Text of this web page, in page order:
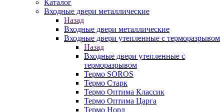
Каталог
Входные двери металлические
Назад
Входные двери металлические
Входные двери утепленные с терморазрывом
Назад
Входные двери утепленные с
терморазрывом
Термо SOROS
Термо Старк
Термо Оптима Классик
Термо Оптима Царга
Термо Норд